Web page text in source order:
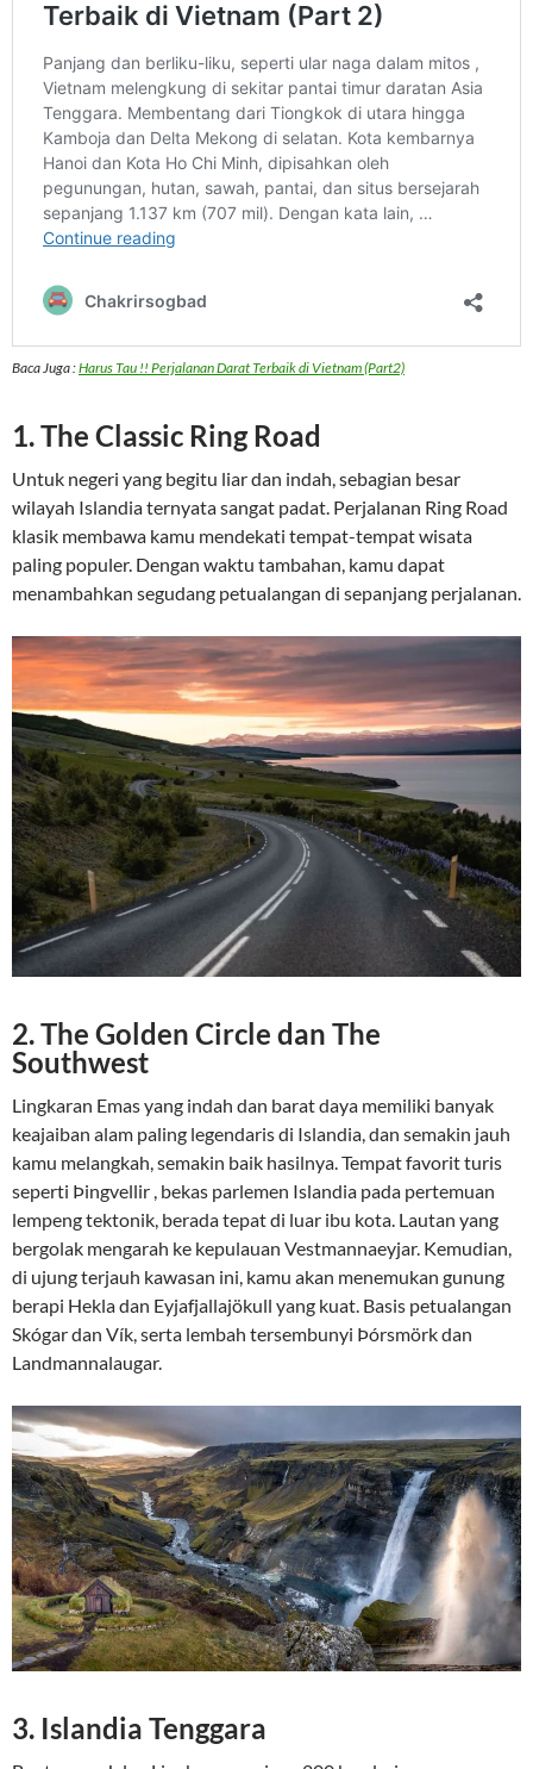
Baca Juga :Harus Tau !! Perjalanan Darat Terbaik di Vietnam (Part2)
1. The Classic Ring Road
Untuk negeri yang begitu liar dan indah, sebagian besar
wilayah Islandia ternyata sangat padat. Perjalanan Ring Road
klasik membawa kamu mendekati tempat-tempat wisata
paling populer. Dengan waktu tambahan, kamu dapat
menambahkan segudang petualangan di sepanjang perjalanan.
2. The Golden Circle dan The
Southwest
Lingkaran Emas yang indah dan barat daya memiliki banyak
keajaiban alam paling legendaris di Islandia, dan semakin jauh
kamu melangkah, semakin baik hasilnya. Tempat favorit turis
seperti Þingvellir , bekas parlemen Islandia pada pertemuan
lempeng tektonik, berada tepat di luar ibu kota. Lautan yang
bergolak mengarah ke kepulauan Vestmannaeyjar. Kemudian,
di ujung terjauh kawasan ini, kamu akan menemukan gunung
berapi Hekla dan Eyjafjallajökull yang kuat. Basis petualangan
Skógar dan Vík, serta lembah tersembunyi Þórsmörk dan
Landmannalaugar.
3. Islandia Tenggara